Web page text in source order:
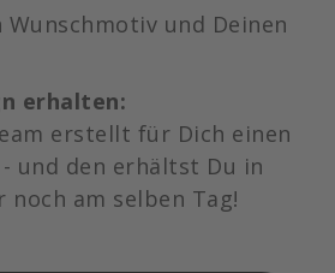
Wunschmotiv und Deinen
erhalten:
erstellt für Dich einen
und den erhältst Du in
noch am selben Tag!